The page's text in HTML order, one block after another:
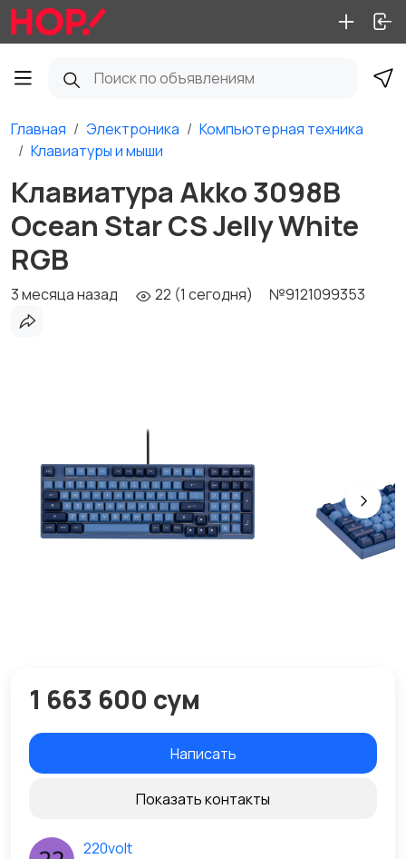
Главная Электроника
Компьютерная техника
Клавиатуры и мыши
Клавиатура Akko 3098B
Ocean Star CS Jelly White
RGB
3 месяца назад 22 (1 сегодня) №9121099353
1 663 600 сум
Написать
Показать контакты
220volt